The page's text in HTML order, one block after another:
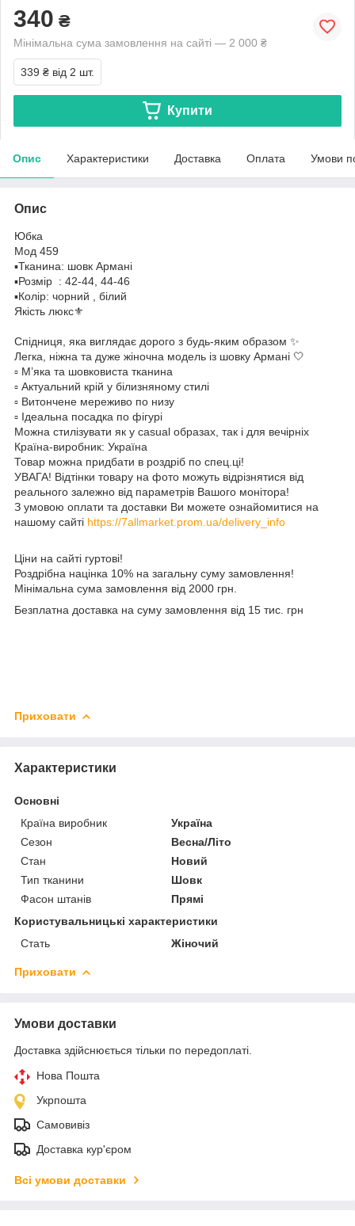
340 ₴
Мінімальна сума замовлення на сайті — 2 000 ₴
339 ₴ від 2 шт.
Купити
Опис Характеристики Доставка Оплата Умови
Опис
Юбка
Мод 459
▪️Тканина: шовк Армані
▪️Розмір : 42-44, 44-46
▪️Колір: чорний , білий
Якість люкс⚜️
Спідниця, яка виглядає дорого з будь-яким образом ✨
Легка, ніжна та дуже жіночна модель із шовку Армані 🤍
▫️ М’яка та шовковиста тканина
▫️ Актуальний крій у білизняному стилі
▫️ Витончене мереживо по низу
▫️ Ідеальна посадка по фігурі
Можна стилізувати як у casual образах, так і для вечірніх
Країна-виробник: Україна
Товар можна придбати в роздріб по спец.ці!
УВАГА! Відтінки товару на фото можуть відрізнятися від
реального залежно від параметрів Вашого монітора!
З умовою оплати та доставки Ви можете ознайомитися на
нашому сайті https://7allmarket.prom.ua/delivery_info
Ціни на сайті гуртові!
Роздрібна націнка 10% на загальну суму замовлення!
Мінімальна сума замовлення від 2000 грн.
Безплатна доставка на суму замовлення від 15 тис. грн
Приховати
Характеристики
Основні
Країна виробник
Україна
Сезон
Весна/Літо
Стан
Новий
Тип тканини
Шовк
Фасон штанів
Прямі
Користувальницькі характеристики
Стать
Жіночий
Приховати
Умови доставки
Доставка здійснюється тільки по передоплаті.
Нова Пошта
Укрпошта
Самовивіз
Доставка кур'єром
Всі умови доставки